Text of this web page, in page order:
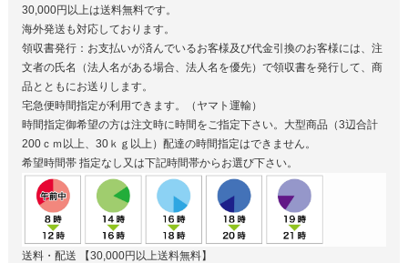
30,000円以上は送料無料です。
海外発送も対応しております。
領収書発行：お支払いが済んでいるお客様及び代金引換のお客様には、注
文者の氏名（法人名がある場合、法人名を優先）で領収書を発行して、商
品とともにお送りします。
宅急便時間指定が利用できます。（ヤマト運輸）
時間指定御希望の方は注文時に時間をご指定下さい。大型商品（3辺合計
200ｃｍ以上、30ｋｇ以上）配達の時間指定はできません。
希望時間帯指定なし又は下記時間帯からお選び下さい。
送料・配送 【30,000円以上送料無料】